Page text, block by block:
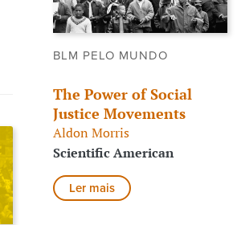
BLM PELO MUNDO
The Power of Social
Justice Movements
Aldon Morris
Scientific American
Ler mais